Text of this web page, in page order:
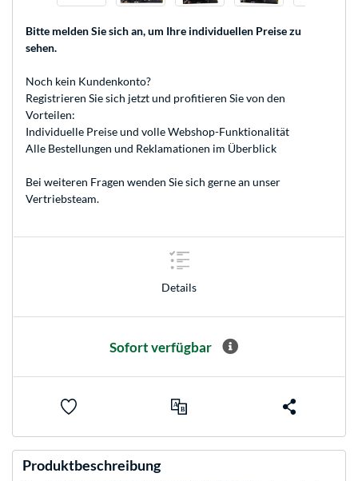
Bitte melden Sie sich an, um Ihre individuellen Preise zu
sehen.
Noch kein Kundenkonto?
Registrieren Sie sich jetzt und profitieren Sie von den
Vorteilen:
Individuelle Preise und volle Webshop-Funktionalität
Alle Bestellungen und Reklamationen im Überblick
Bei weiteren Fragen wenden Sie sich gerne an unser
Vertriebsteam.
Details
Sofort verfügbar
Produktbeschreibung